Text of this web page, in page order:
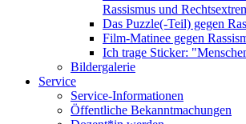
Rassismus und
Das Puzzle(-Teil) gegen
Film-Matinee gegen
Ich trage Sticker:
Bildergalerie
Service
Service-Informationen
Öffentliche Bekanntmachungen